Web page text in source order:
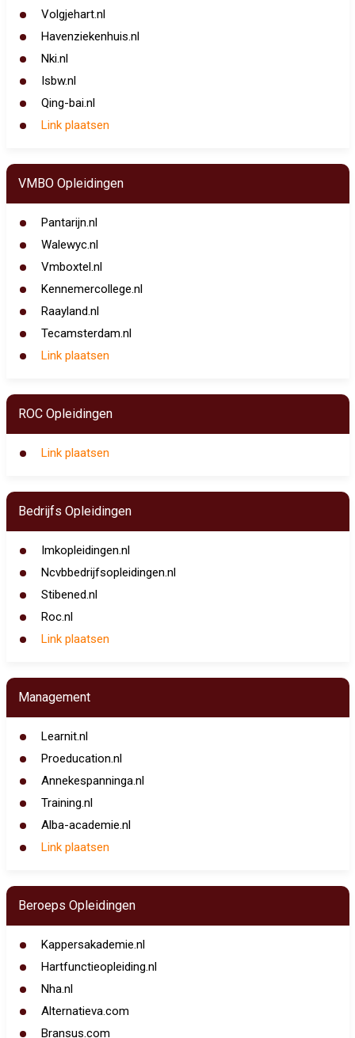
Volgjehart.nl
Havenziekenhuis.nl
Nki.nl
Isbw.nl
Qing-bai.nl
Link plaatsen
VMBO Opleidingen
Pantarijn.nl
Walewyc.nl
Vmboxtel.nl
Kennemercollege.nl
Raayland.nl
Tecamsterdam.nl
Link plaatsen
ROC Opleidingen
Link plaatsen
Bedrijfs Opleidingen
Imkopleidingen.nl
Ncvbbedrijfsopleidingen.nl
Stibened.nl
Roc.nl
Link plaatsen
Management
Learnit.nl
Proeducation.nl
Annekespanninga.nl
Training.nl
Alba-academie.nl
Link plaatsen
Beroeps Opleidingen
Kappersakademie.nl
Hartfunctieopleiding.nl
Nha.nl
Alternatieva.com
Bransus.com